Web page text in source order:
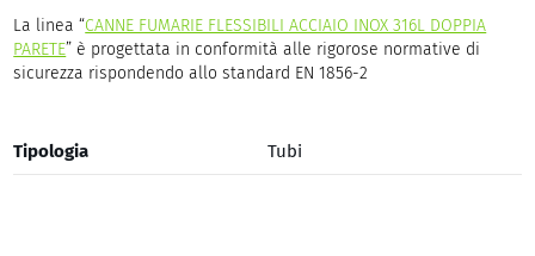
La linea “CANNE FUMARIE FLESSIBILI ACCIAIO INOX 316L DOPPIA
PARETE” è progettata in conformità alle rigorose normative di
sicurezza rispondendo allo standard EN 1856-2
Tipologia Tubi